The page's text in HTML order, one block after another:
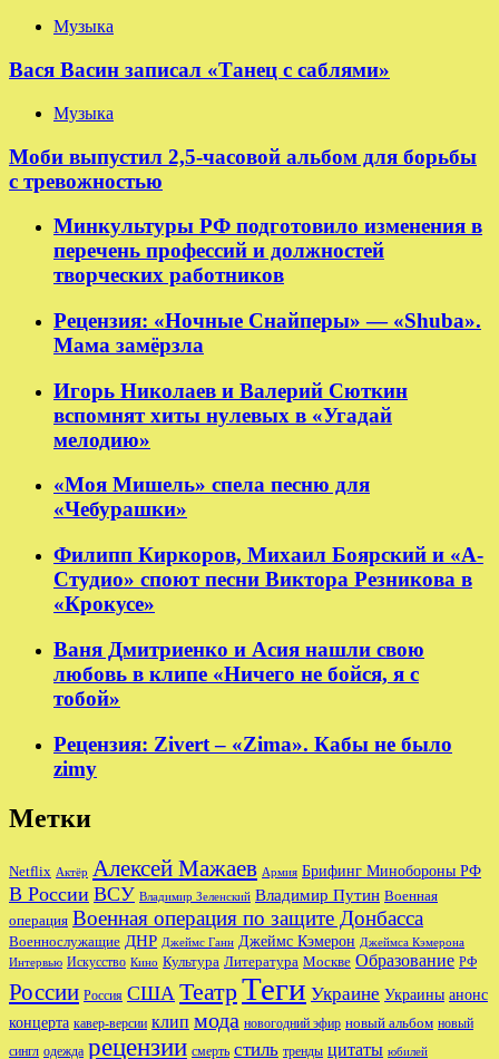
Музыка
Вася Васин записал «Танец с саблями»
Музыка
Моби выпустил 2,5-часовой альбом для борьбы
с тревожностью
Минкультуры РФ подготовило изменения в
перечень профессий и должностей
творческих работников
Рецензия: «Ночные Снайперы» — «Shuba».
Мама замёрзла
Игорь Николаев и Валерий Сюткин
вспомнят хиты нулевых в «Угадай
мелодию»
«Моя Мишель» спела песню для
«Чебурашки»
Филипп Киркоров, Михаил Боярский и «А-
Студио» споют песни Виктора Резникова в
«Крокусе»
Ваня Дмитриенко и Асия нашли свою
любовь в клипе «Ничего не бойся, я с
тобой»
Рецензия: Zivert – «Zima». Кабы не было
zimy
Метки
Netflix Актёр Алексей Мажаев Армия Брифинг Минобороны РФ
В России ВСУ Владимир Зеленский Владимир Путин Военная
операция Военная операция по защите Донбасса
Военнослужащие ДНР Джеймс Ганн Джеймс Кэмерон Джеймса Кэмерона
Интервью Искусство Кино Культура Литература Москве Образование РФ
России Россия США ТеатрТеги Украине Украины анонс
концерта кавер-версии клип мода новогодний эфир новый альбом новый
сингл одежда рецензии смерть стиль тренды цитаты юбилей